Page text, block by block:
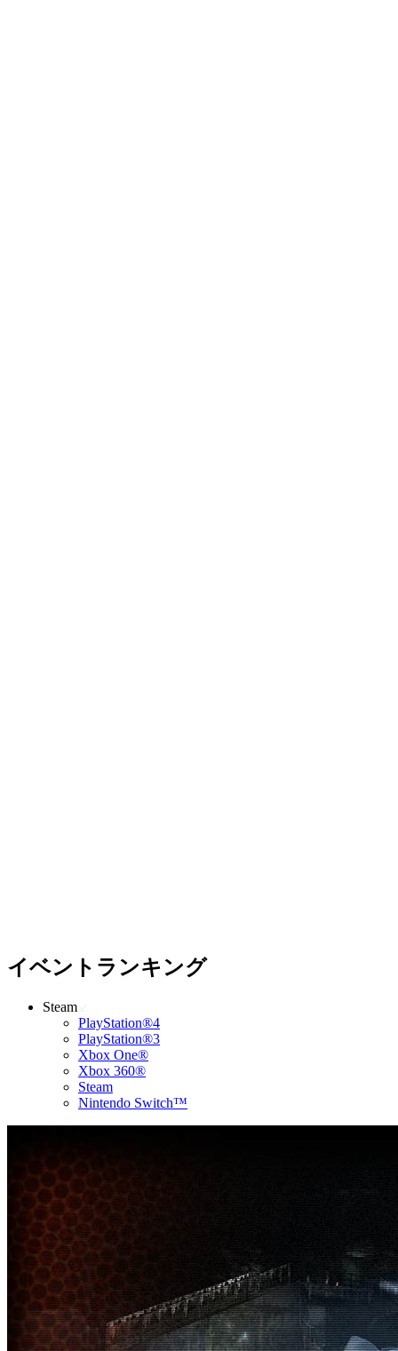
イベントランキング
Steam
PlayStation®4
PlayStation®3
Xbox One®
Xbox 360®
Steam
Nintendo Switch™